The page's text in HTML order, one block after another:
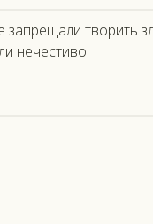
творить
нечестиво.